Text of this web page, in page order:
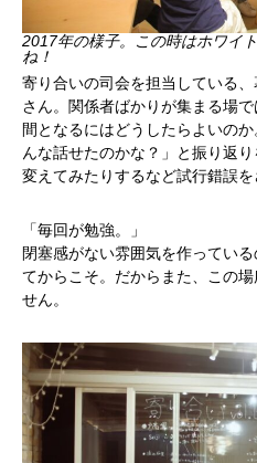
2017年の様子。この時はホワイ
ね！
寄り合いの司会を担当している
さん。関係者ばかりが集まる場
間となるにはどうしたらよいの
んな話せたのかな？」と振り返
変えてみたりするなど試行錯誤を
「毎回が勉強。」
閉塞感がない雰囲気を作ってい
てからこそ。だからまた、この
せん。